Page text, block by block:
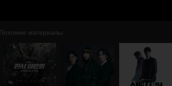
Похожие материалы